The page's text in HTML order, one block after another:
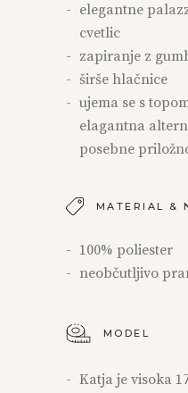
elegantne
cvetlic
zapiranje z
širše hlačnice
ujema se s
elagantna
posebne
MATERIAL &
100% poliester
neobčutljivo
MODEL
Katja je visoka